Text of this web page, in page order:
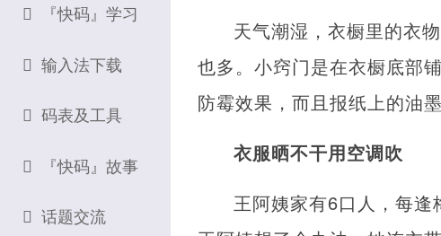
天气潮湿，衣橱里的衣
也多。小窍门是在衣橱底部
防霉效果，而且报纸上的油
衣服晒不干用空调吹
王阿姨家有6口人，每逢
『快码』学习
输入法下载
码表及工具
『快码』故事
话题交流